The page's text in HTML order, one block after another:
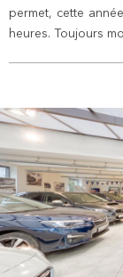
permet, cette
heures. Toujours